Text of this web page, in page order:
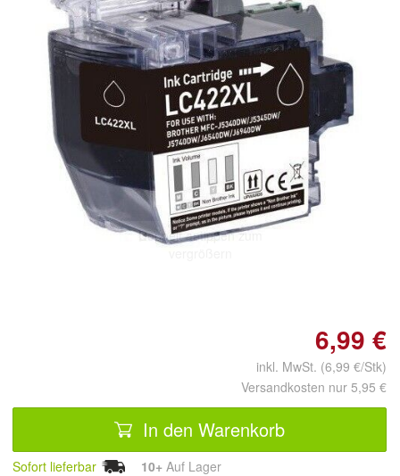
Doppelt antippen zum
6,99 €
inkl. MwSt. (6,99 €/Stk)
Versandkosten nur 5,95 €
In den Warenkorb
Sofort lieferbar 10+ Auf Lager